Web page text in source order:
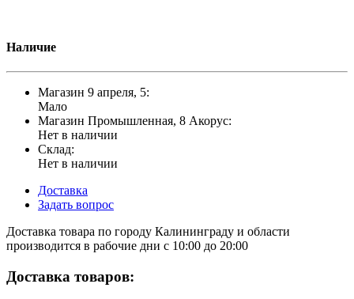
Наличие
Магазин 9 апреля, 5:
Мало
Магазин Промышленная, 8 Акорус:
Нет в наличии
Склад:
Нет в наличии
Доставка
Задать вопрос
Доставка товара по городу Калининграду и области
производится в рабочие дни с 10:00 до 20:00
Доставка товаров: